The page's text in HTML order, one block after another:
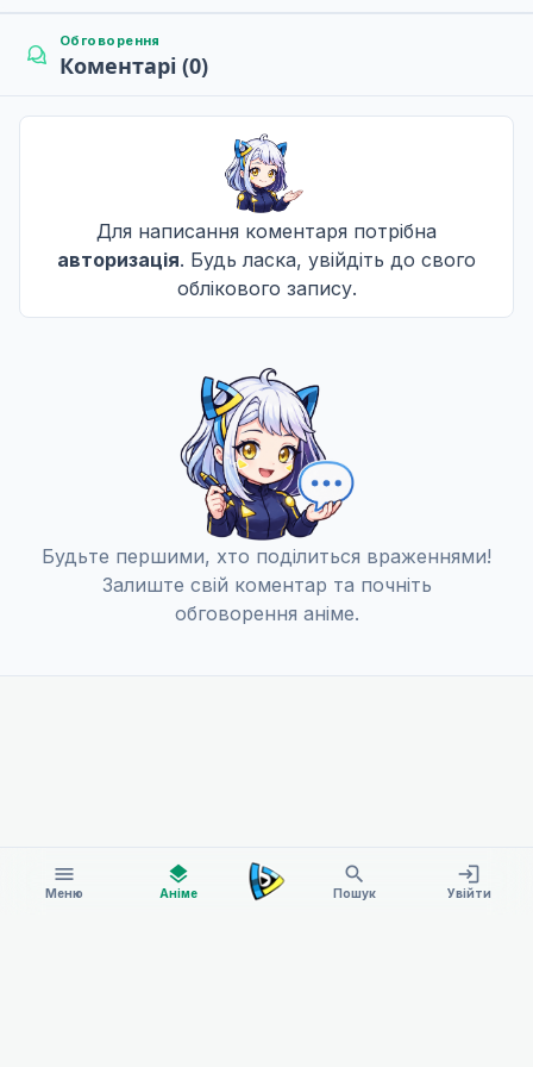
menu
Меню
layers
Аніме
search
Пошук
login
Увійти
Обговорення
Коментарі (0)
Для написання коментаря потрібна
авторизація. Будь ласка, увійдіть до свого
облікового запису.
Будьте першими, хто поділиться враженнями!
Залиште свій коментар та почніть
обговорення аніме.